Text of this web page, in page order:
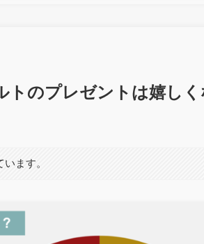
トのプレゼントは嬉し
ます。